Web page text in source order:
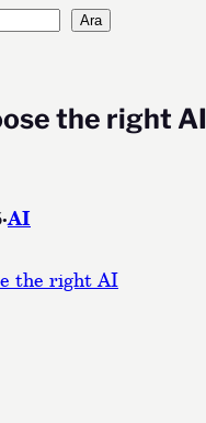
Ara
the right AI
·AI
the right AI